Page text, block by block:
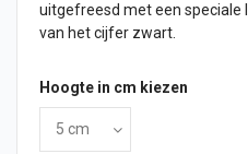
uitgefreesd met een speciale
van het cijfer zwart.
Hoogte in cm kiezen